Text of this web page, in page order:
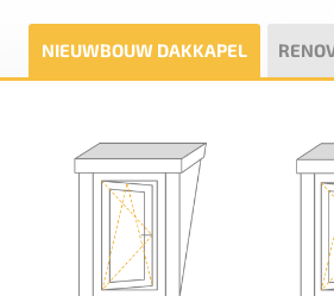
NIEUWBOUW DAKKAPEL